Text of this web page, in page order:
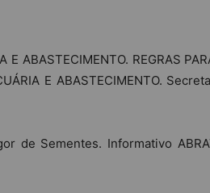
E ABASTECIMENTO. REGRAS
E ABASTECIMENTO.
de Sementes. Informativo